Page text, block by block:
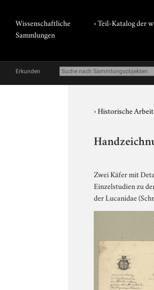
Wissenschaftliche
Sammlungen
› Teil-Katalog der
Erkunden
›Historische
Zwei Käfer mit
Einzelstudien zu
der Lucanidae